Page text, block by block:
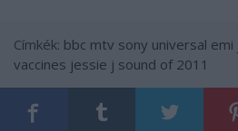
Címkék: bbc mtv sony universal emi
vaccines jessie j sound of 2011